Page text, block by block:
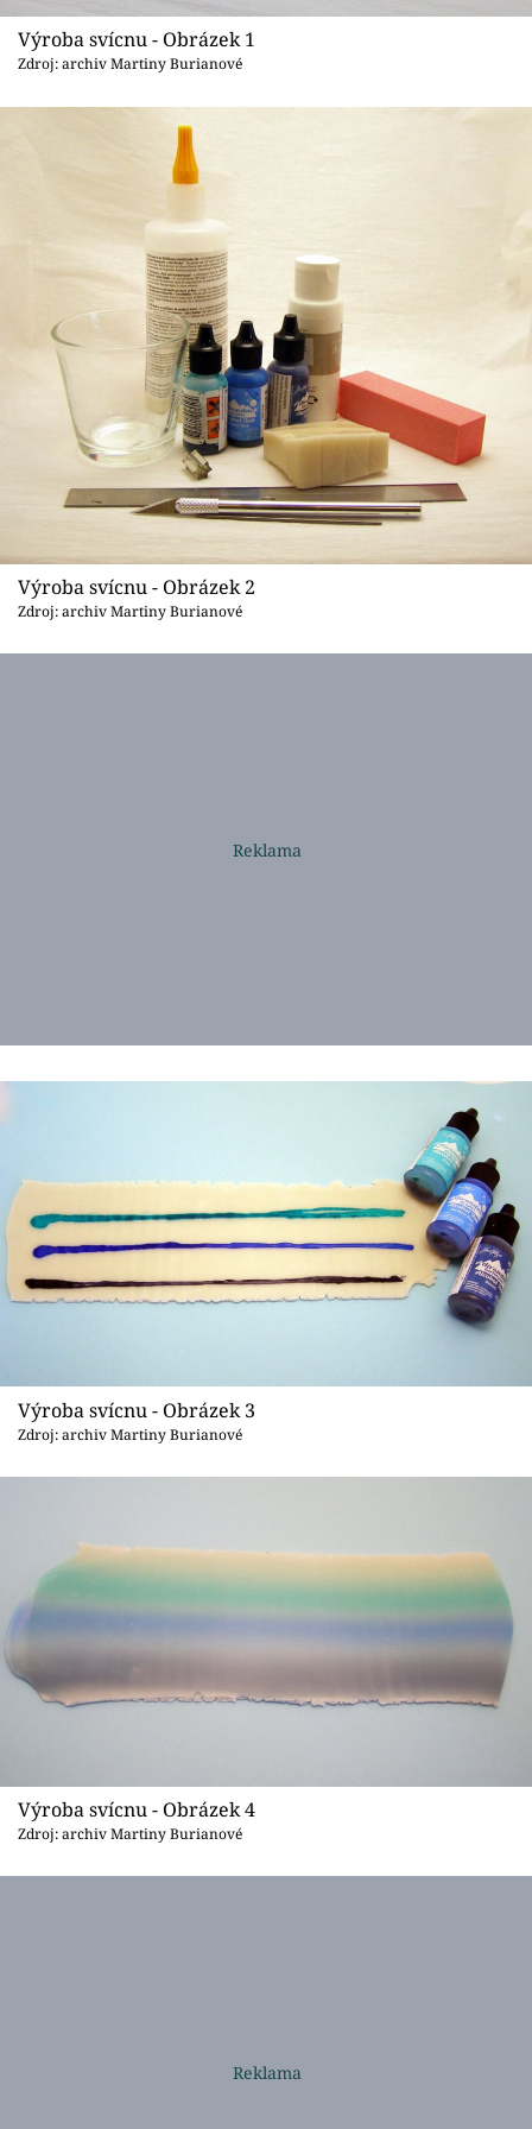
Přihlášení
Výroba svícnu - Obrázek 1
Zdroj: archiv Martiny Burianové
Výroba svícnu - Obrázek 2
Zdroj: archiv Martiny Burianové
Výroba svícnu - Obrázek 3
Zdroj: archiv Martiny Burianové
Výroba svícnu - Obrázek 4
Zdroj: archiv Martiny Burianové